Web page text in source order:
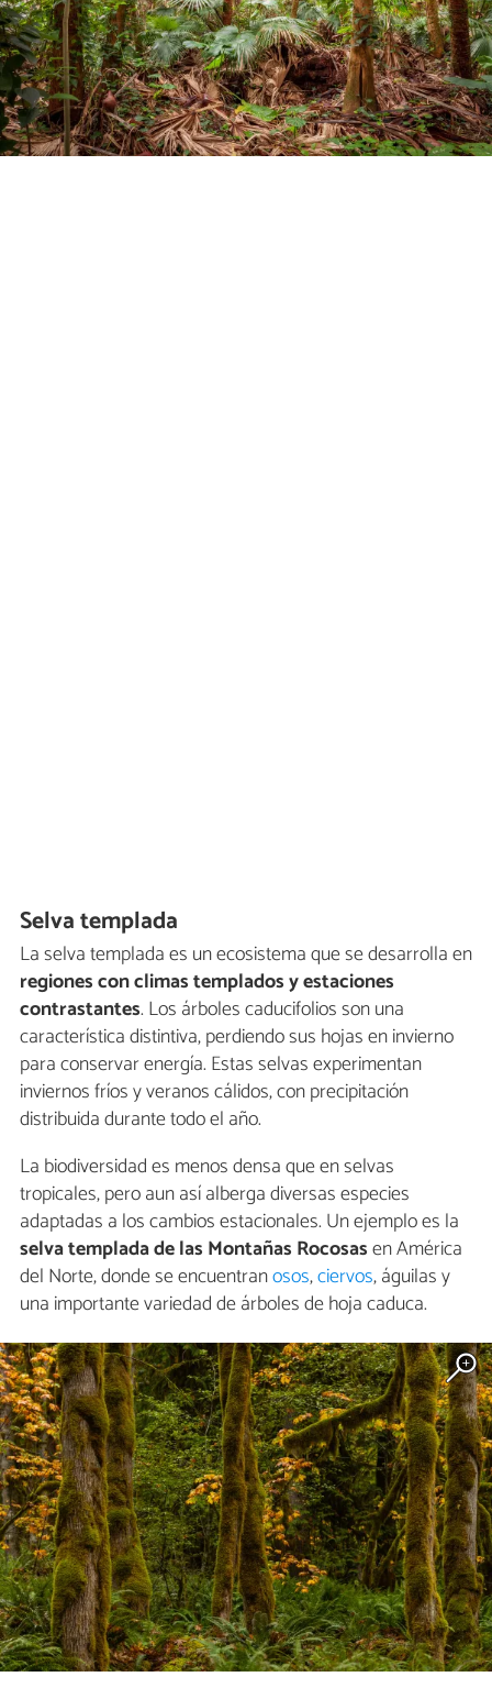
Selva templada
La selva templada es un ecosistema que se desarrolla en
regiones con climas templados y estaciones
contrastantes. Los árboles caducifolios son una
característica distintiva, perdiendo sus hojas en invierno
para conservar energía. Estas selvas experimentan
inviernos fríos y veranos cálidos, con precipitación
distribuida durante todo el año.
La biodiversidad es menos densa que en selvas
tropicales, pero aun así alberga diversas especies
adaptadas a los cambios estacionales. Un ejemplo es la
selva templada de las Montañas Rocosasen América
del Norte, donde se encuentranosos,ciervos, águilas y
una importante variedad de árboles de hoja caduca.